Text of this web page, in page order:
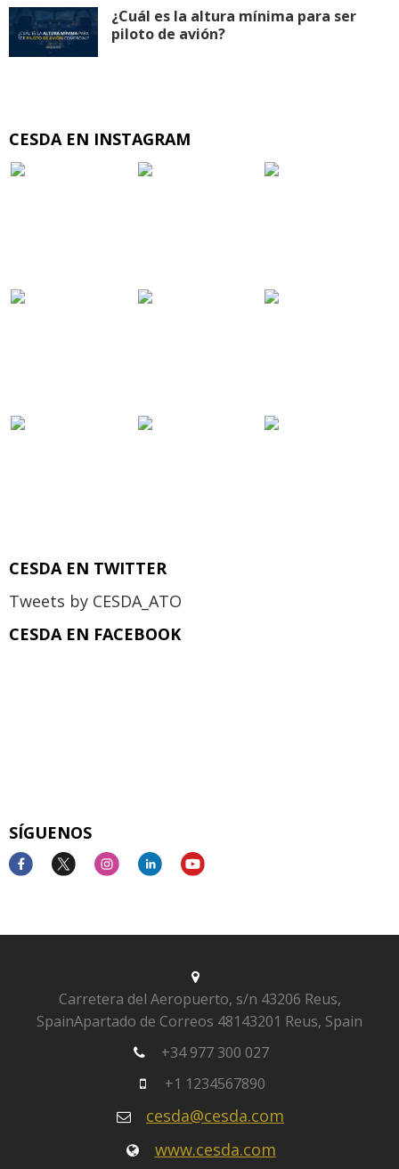
¿Cuál es la altura mínima para ser
piloto de avión?
CESDA EN INSTAGRAM
CESDA EN TWITTER
Tweets by CESDA_ATO
CESDA EN FACEBOOK
SÍGUENOS
Carretera del Aeropuerto, s/n 43206 Reus,
SpainApartado de Correos 48143201 Reus, Spain
+34 977 300 027
+1 1234567890
cesda@cesda.com
www.cesda.com